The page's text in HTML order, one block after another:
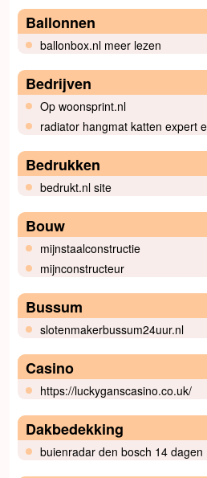
Ballonnen
ballonbox.nl meer lezen
Bedrijven
Op woonsprint.nl
radiator hangmat katten expert
Bedrukken
bedrukt.nl site
Bouw
mijnstaalconstructie
mijnconstructeur
Bussum
slotenmakerbussum24uur.nl
Casino
https://luckyganscasino.co.uk/
Dakbedekking
buienradar den bosch 14 dagen